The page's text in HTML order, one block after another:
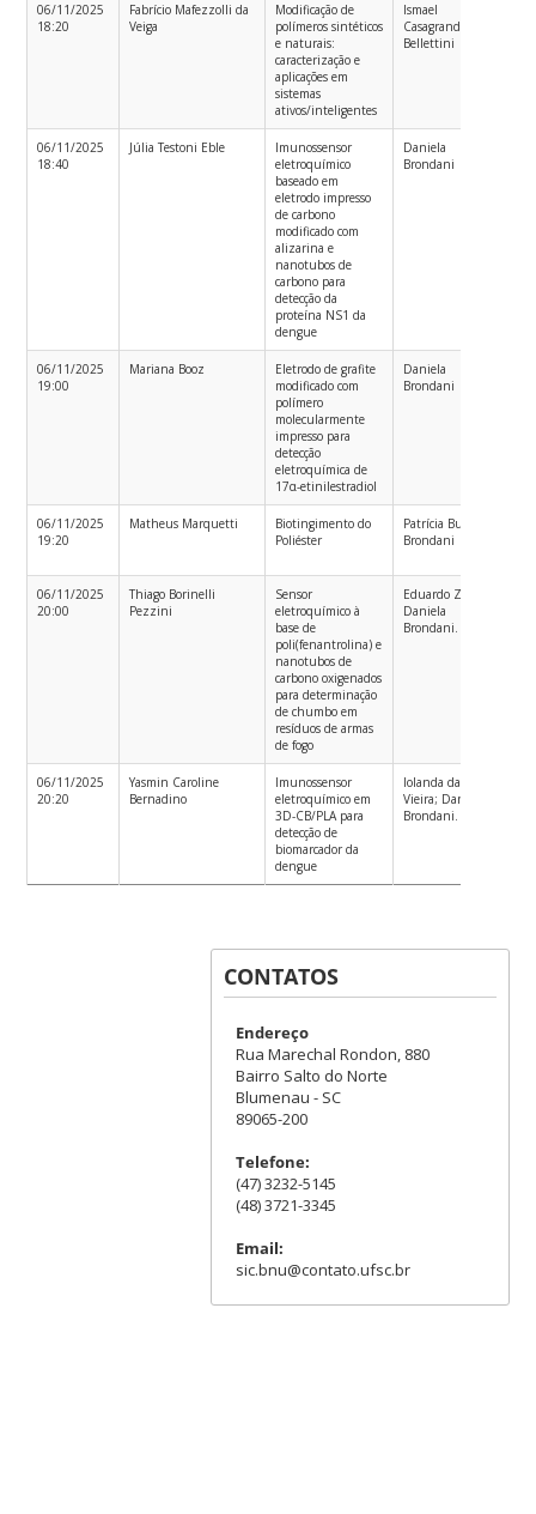
06/11/2025
18:20
Fabrício Mafezzolli da
Veiga
Modificação de
polímeros sintéticos
e naturais:
caracterização e
aplicações em
sistemas
ativos/inteligentes
Ismael
Casagrande
Bellettini
06/11/2025
18:40
Júlia Testoni Eble
Imunossensor
eletroquímico
baseado em
eletrodo impresso
de carbono
modificado com
alizarina e
nanotubos de
carbono para
detecção da
proteína NS1 da
dengue
Daniela
Brondani
06/11/2025
19:00
Mariana Booz
Eletrodo de grafite
modificado com
polímero
molecularmente
impresso para
detecção
eletroquímica de
17α-etinilestradiol
Daniela
Brondani
06/11/2025
19:20
Matheus Marquetti
Biotingimento do
Poliéster
Patrícia Bulegon
Brondani
06/11/2025
20:00
Thiago Borinelli
Pezzini
Sensor
eletroquímico à
base de
poli(fenantrolina) e
nanotubos de
carbono oxigenados
para determinação
de chumbo em
resíduos de armas
de fogo
Eduardo Zapp;
Daniela
Brondani.
06/11/2025
20:20
Yasmin Caroline
Bernadino
Imunossensor
eletroquímico em
3D-CB/PLA para
detecção de
biomarcador da
dengue
Iolanda da Cruz
Vieira; Daniela
Brondani.
CONTATOS
Endereço
Rua Marechal Rondon, 880
Bairro Salto do Norte
Blumenau - SC
89065-200
Telefone:
(47) 3232-5145
(48) 3721-3345
Email:
sic.bnu@contato.ufsc.br